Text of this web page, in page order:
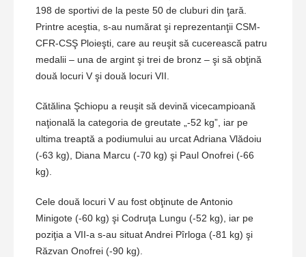
198 de sportivi de la peste 50 de cluburi din ţară.
Printre aceştia, s-au numărat şi reprezentanţii CSM-
CFR-CSŞ Ploieşti, care au reuşit să cucerească patru
medalii – una de argint şi trei de bronz – şi să obţină
două locuri V şi două locuri VII.
Cătălina Şchiopu a reuşit să devină vicecampioană
naţională la categoria de greutate „-52 kg”, iar pe
ultima treaptă a podiumului au urcat Adriana Vlădoiu
(-63 kg), Diana Marcu (-70 kg) şi Paul Onofrei (-66
kg).
Cele două locuri V au fost obţinute de Antonio
Minigote (-60 kg) şi Codruţa Lungu (-52 kg), iar pe
poziţia a VII-a s-au situat Andrei Pîrloga (-81 kg) şi
Răzvan Onofrei (-90 kg).